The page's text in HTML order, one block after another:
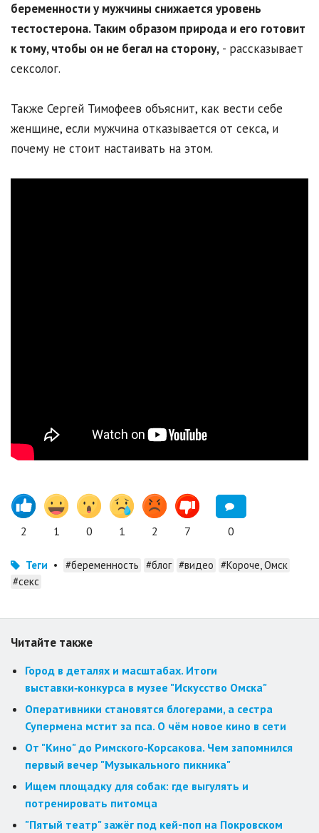
беременности у мужчины снижается уровень
тестостерона. Таким образом природа и его готовит
к тому, чтобы он не бегал на сторону, - рассказывает
сексолог.
Также Сергей Тимофеев объяснит, как вести себе
женщине, если мужчина отказывается от секса, и
почему не стоит настаивать на этом.
2 1 0 1 2 7 0
Теги • #беременность #блог #видео #Короче, Омск
#секс
Читайте также
Город в деталях и масштабах. Итоги
выставки‑конкурса в музее "Искусство Омска"
Оперативники становятся блогерами, а сестра
Супермена мстит за пса. О чём новое кино в сети
От "Кино" до Римского‑Корсакова. Чем запомнился
первый вечер "Музыкального пикника"
Ищем площадку для собак: где выгулять и
потренировать питомца
"Пятый театр" зажёг под кей-поп на Покровском